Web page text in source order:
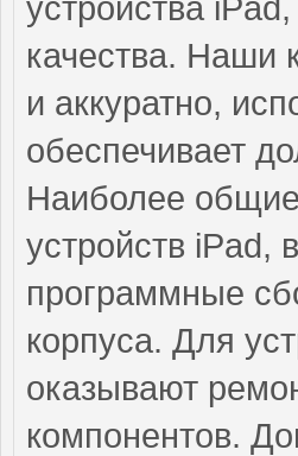
устройства
качества. Наши
и аккуратно,
обеспечивает
Наиболее
устройств iPad,
программные
корпуса. Для
оказывают
компонентов.